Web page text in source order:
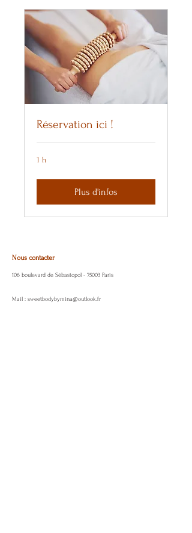
Réservation ici !
1 h
Plus d'infos
Nous contacter
106 boulevard de Sébastopol - 75003 Paris
Mail : sweetbodybymina@outlook.fr